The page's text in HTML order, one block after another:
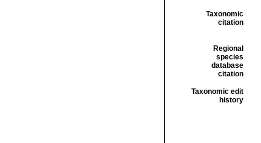
Taxonomic
citation
Regional
species
database
citation
Taxonomic edit
history